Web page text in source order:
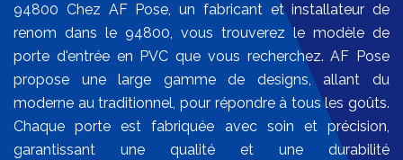
94800 Chez AF Pose, un fabricant et installateur de
renom dans le 94800, vous trouverez le modèle de
porte d'entrée en PVC que vous recherchez. AF Pose
propose une large gamme de designs, allant du
moderne au traditionnel, pour répondre à tous les goûts.
Chaque porte est fabriquée avec soin et précision,
garantissant une qualité et une durabilité